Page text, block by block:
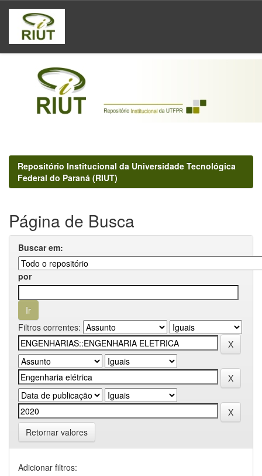
Skip
navigation
Repositório Institucional da Universidade Tecnológica
Federal do Paraná (RIUT)
Página de Busca
Buscar em:
por
Filtros correntes:
Retornar valores
Adicionar filtros: